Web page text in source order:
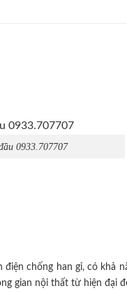
0933.707707
chống han gỉ, có khả
gian nội thất từ hiện đại